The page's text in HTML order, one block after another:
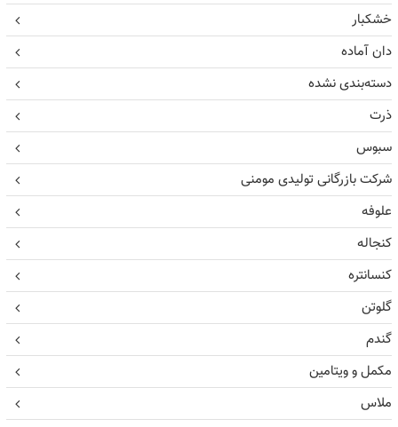
خشکبار
دان آماده
دسته‌بندی نشده
ذرت
سبوس
شرکت بازرگانی تولیدی مومنی
علوفه
کنجاله
کنسانتره
گلوتن
گندم
مکمل و ویتامین
ملاس